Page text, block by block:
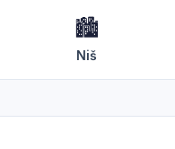
🏙️
Niš